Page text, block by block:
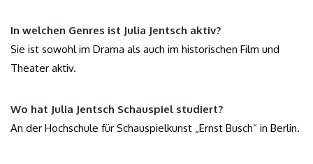
In welchen Genres ist Julia Jentsch aktiv?
Sie ist sowohl im Drama als auch im historischen Film und
Theater aktiv.
Wo hat Julia Jentsch Schauspiel studiert?
An der Hochschule für Schauspielkunst „Ernst Busch“ in Berlin.